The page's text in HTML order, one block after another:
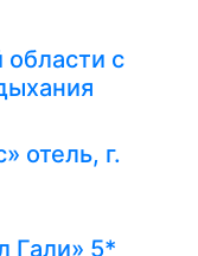
с
отель, г.
Гали» 5*